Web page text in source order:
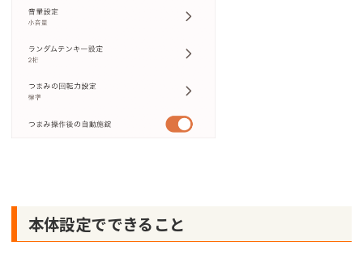
本体設定でできること